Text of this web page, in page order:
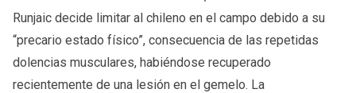
Runjaic decide limitar al chileno en el campo debido a su
“precario estado físico”, consecuencia de las repetidas
dolencias musculares, habiéndose recuperado
recientemente de una lesión en el gemelo. La